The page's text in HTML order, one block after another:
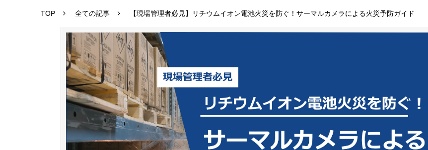
TOP 全ての記事 【現場管理者必見】リチウムイオン電池火災を防ぐ！サーマルカメラによる火災予防ガイド